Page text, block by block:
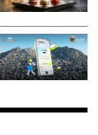
ยากตายลง
ยมาได้ เรายินดี
น เช่น
ร้อนขนาดนี้จะ
นฟังจะรู้สึกตัว